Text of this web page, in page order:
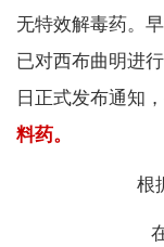
无特效解毒药。
已对西布曲明进
日正式发布通知
料药。
根